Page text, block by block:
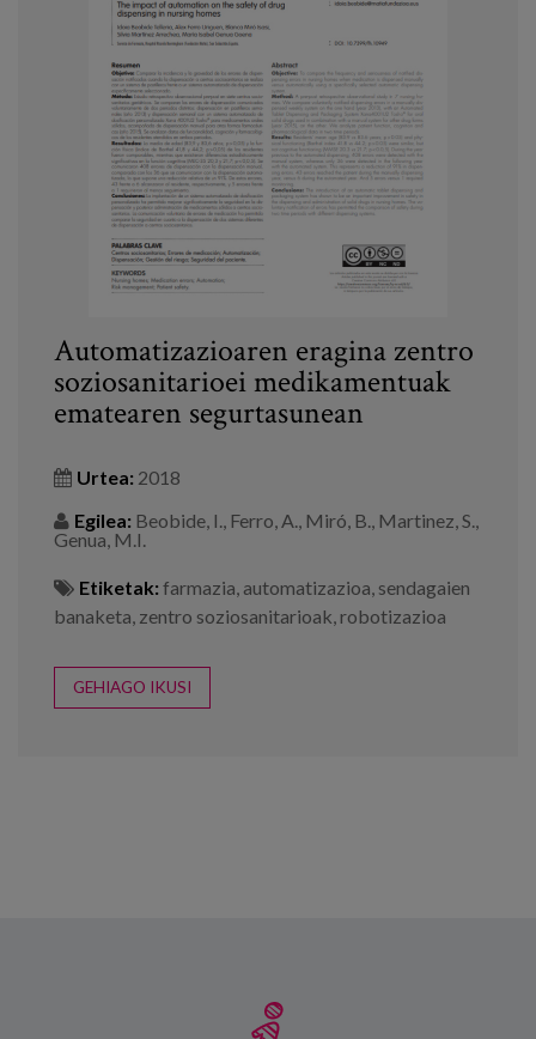
Automatizazioaren eragina zentro
soziosanitarioei medikamentuak
ematearen segurtasunean
Urtea: 2018
Egilea: Beobide, I., Ferro, A., Miró, B., Martinez, S.,
Genua, M.I.
Etiketak: farmazia, automatizazioa, sendagaien
banaketa, zentro soziosanitarioak,robotizazioa
GEHIAGO IKUSI